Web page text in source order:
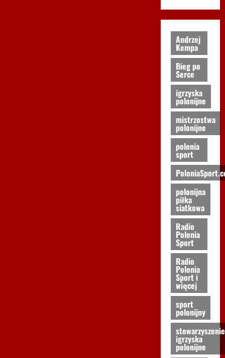
Andrzej
Kempa
Bieg po
Serce
igrzyska
polonijne
mistrzostwa
polonijne
polonia
sport
polonijna
piłka
siatkowa
Radio
Polonia
Sport
Radio
Polonia
Sport i
więcej
sport
polonijny
stowarzyszenie
igrzyska
polonijne